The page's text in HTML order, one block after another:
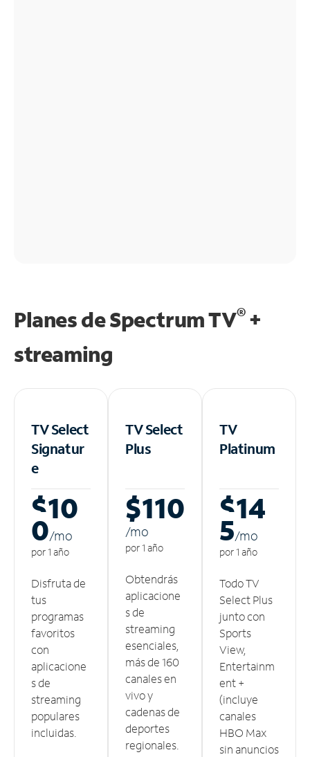
Planes de Spectrum TV®+
streaming
TV Select
Signatur
e
$10
0/mo
por 1 año
Disfruta de
tus
programas
favoritos
con
aplicacione
s de
streaming
populares
incluidas.
TV Select
Plus
$110
/mo
por 1 año
Obtendrás
aplicacione
s de
streaming
esenciales,
más de 160
canales en
vivo y
cadenas de
deportes
regionales.
TV
Platinum
$14
5/mo
por 1 año
Todo TV
Select Plus
junto con
Sports
View,
Entertainm
ent +
(incluye
canales
HBO Max
sin anuncios